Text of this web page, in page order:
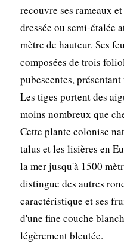
recouvre ses rameaux
dressée ou semi-étalée
mètre de hauteur. Ses
composées de trois
pubescentes,
Les tiges portent des
moins nombreux que
Cette plante colonise
talus et les lisières en
la mer jusqu'à 1500
distingue des autres
caractéristique et ses
d'une fine couche
légèrement bleutée.